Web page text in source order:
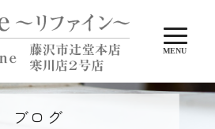
MENU
ブログ